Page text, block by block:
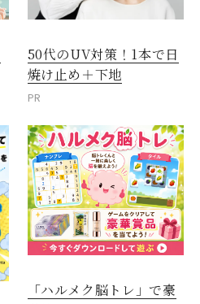
50代のUV対策！1本で日
焼け止め＋下地
PR
「ハルメク脳トレ」で豪